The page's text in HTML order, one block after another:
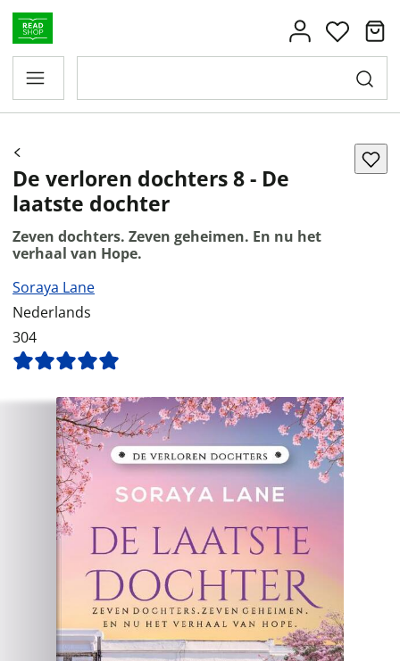
De verloren dochters 8 - De
laatste dochter
Zeven dochters. Zeven geheimen. En nu het
verhaal van Hope.
Soraya Lane
Nederlands
304